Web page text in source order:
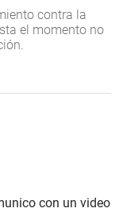
contra la
el momento no